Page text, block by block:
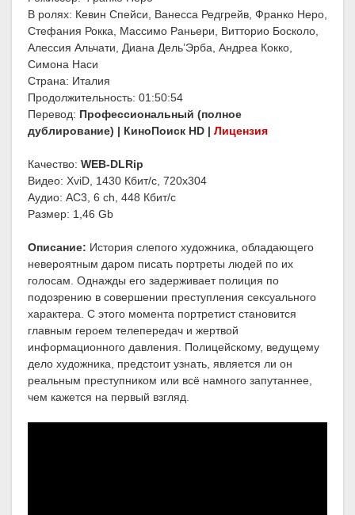
В ролях: Кевин Спейси, Ванесса Редгрейв, Франко Неро,
Стефания Рокка, Массимо Раньери, Витторио Босколо,
Алессия Альчати, Диана Дель’Эрба, Андреа Кокко,
Симона Наси
Страна: Италия
Продолжительность: 01:50:54
Перевод: Профессиональный (полное
дублирование) | КиноПоиск HD | Лицензия
Качество: WEB-DLRip
Видео: XviD, 1430 Кбит/с, 720x304
Аудио: AC3, 6 ch, 448 Кбит/с
Размер: 1,46 Gb
Описание: История слепого художника, обладающего
невероятным даром писать портреты людей по их
голосам. Однажды его задерживает полиция по
подозрению в совершении преступления сексуального
характера. С этого момента портретист становится
главным героем телепередач и жертвой
информационного давления. Полицейскому, ведущему
дело художника, предстоит узнать, является ли он
реальным преступником или всё намного запутаннее,
чем кажется на первый взгляд.